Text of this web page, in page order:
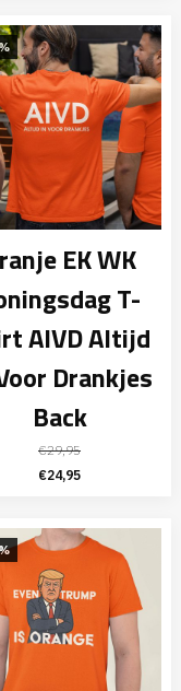
was:
€29,95.
is:
€24,95.
EK WK
T-
AIVD Altijd
Drankjes
Back
€29,95
Oorspronkelijke
was:
€29,95.
€24,95Huidige
is:
€24,95.